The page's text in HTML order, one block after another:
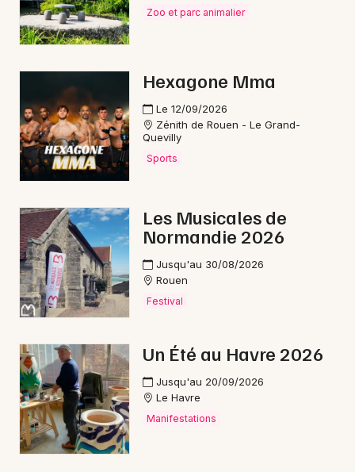
Montagne en Normandie
Newsletter des sorties
Artistes en tournée
Actus à Gournay-en-Bray
Magazine à Gournay-en-Bray
76 - Seine-Maritime
Choisir mes départements
Zoo et parc animalier
Hexagone Mma
Le 12/09/2026
Zénith de Rouen - Le Grand-
Quevilly
Sports
Les Musicales de
Normandie 2026
Jusqu'au 30/08/2026
Rouen
Festival
Un Été au Havre 2026
Jusqu'au 20/09/2026
Le Havre
Manifestations